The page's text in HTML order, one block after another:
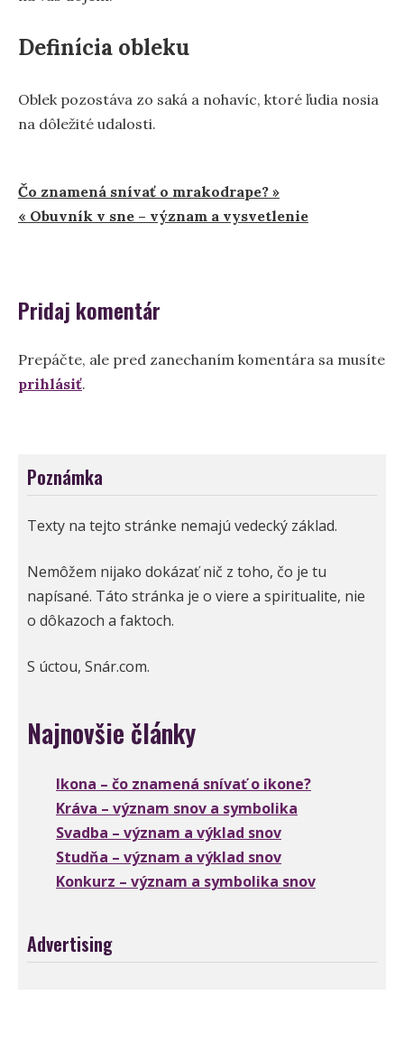
Definícia obleku
Oblek pozostáva zo saká a nohavíc, ktoré ľudia nosia
na dôležité udalosti.
Navigácia
v
Čo znamená snívať o mrakodrape? »
« Obuvník v sne – význam a vysvetlenie
Pridaj komentár
Prepáčte, ale pred zanechaním komentára sa musíte
prihlásiť.
Poznámka
Texty na tejto stránke nemajú vedecký základ.
Nemôžem nijako dokázať nič z toho, čo je tu
napísané. Táto stránka je o viere a spiritualite, nie
o dôkazoch a faktoch.
S úctou, Snár.com.
Najnovšie články
Ikona – čo znamená snívať o ikone?
Kráva – význam snov a symbolika
Svadba – význam a výklad snov
Studňa – význam a výklad snov
Konkurz – význam a symbolika snov
Advertising